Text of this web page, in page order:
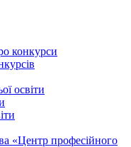
конкурси
освіти
«Центр професійного